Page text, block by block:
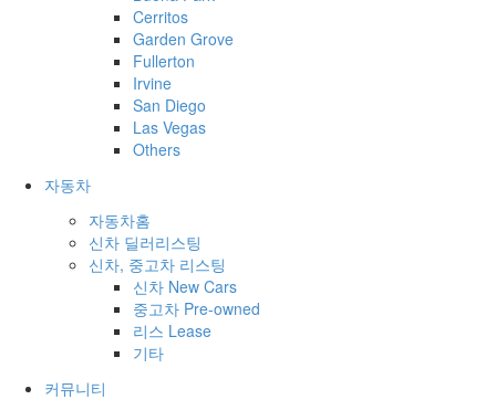
Cerritos
Garden Grove
Fullerton
Irvine
San Diego
Las Vegas
Others
자동차
자동차홈
신차 딜러리스팅
신차, 중고차 리스팅
신차 New Cars
중고차 Pre-owned
리스 Lease
기타
커뮤니티